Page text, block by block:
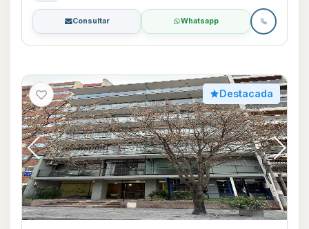
Consultar Whatsapp
Destacada